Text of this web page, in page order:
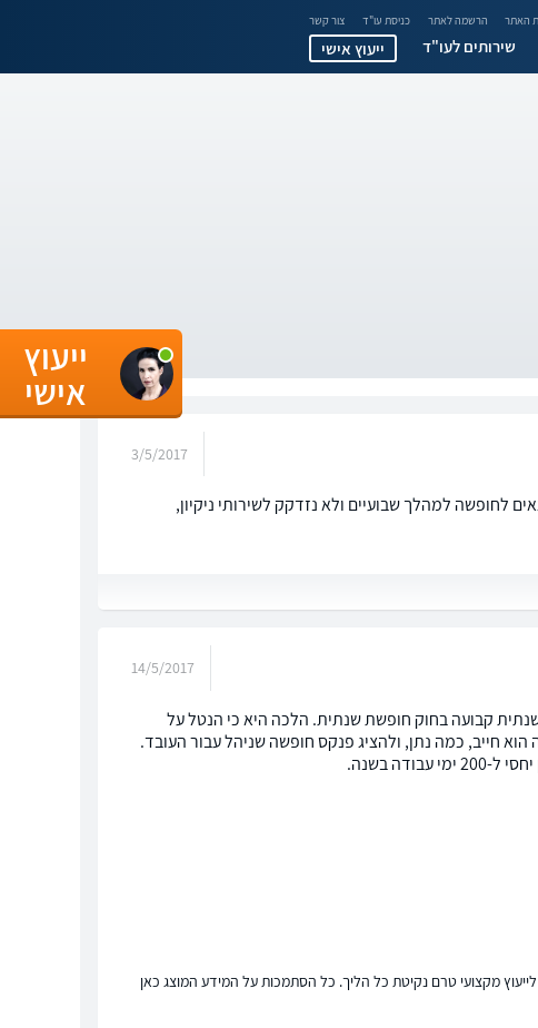
האתר הרשמה לאתר כניסת עו"ד צור קשר
שירותים לעו"ד ייעוץ אישי
3/5/2017
מראש כי אנו יוצאים לחופשה למהלך שבועיים ולא נזדקק לשירותי ניקיון,
14/5/2017
קבועה בחוק חופשת שנתית. הלכה היא כי הנטל על
חייב, כמה נתן, ולהציג פנקס חופשה שניהל עבור העובד.
בשנה.
מקצועי טרם נקיטת כל הליך. כל הסתמכות על המידע המוצג כאן
ייעוץ
אישי